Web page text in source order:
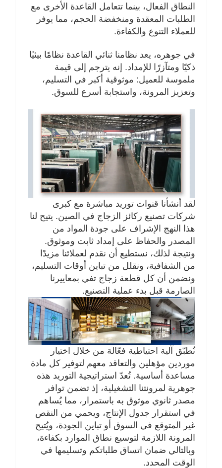
النطاق الفعال، بينما تتعامل القاعدة الأخرى مع
الطلبات المعقدة ومنخفضة الحجم، مما يوفر
للعملاء التنوع والكفاءة.
في جوهره، يعد نظامنا ثنائي القاعدة نظامًا بيئيًا
ذكيًا ومتآزرًا للإمداد. إنه يترجم إلى قيمة
ملموسة للعميل: موثوقية أكبر في التسليم،
وتعزيز المرونة، واستجابة أسرع للسوق.
لقد أنشأنا قنوات توريد مباشرة مع كبرى
شركات تصنيع ركائز الزجاج في الصين. يتيح لنا
هذا النهج الإشراف على جودة المواد من
المصدر والحفاظ على إمداد ثابت وموثوق.
ونتيجة لذلك، نستطيع أن نقدم لعملائنا مزيدًا
من الشفافية، ونقلل من تباين أوقات التسليم،
ونضمن أن كل قطعة زجاج تفي بمعاييرنا
الصارمة قبل بدء عملية التصنيع.
نُطبّق آلية احتياطية فعّالة من خلال اختيار
موردين مؤهلين والتعاقد معهم لتوفير كل مادة
مساعدة أساسية. تُعدّ استراتيجية التوريد هذه
جوهرية لمرونتنا التشغيلية، إذ تضمن توافر
مصدر ثانوي موثوق به باستمرار، مما يُساهم
في استقرار جدول الإنتاج، ويحمي من النقص
غير المتوقع في السوق أو تباين الجودة، ويُتيح
المرونة اللازمة لتوسيع نطاق الموارد بكفاءة،
وبالتالي ضمان اتساق طلباتكم وتسليمها في
الوقت المحدد.